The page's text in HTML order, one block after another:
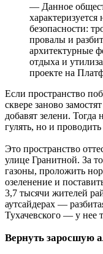
— Данное
безопасности:
провалы и
архитектурные
отдыха и
проекте на
Если пространство
сквере заново
добавят зелени.
гулять, но и
Это пространство
улице Гранитной. За
газоны, проложить
озеленение и
3,7 тысячи жителей
аутсайдерах —
Тухачевского — у нее
Вернуть заросшую